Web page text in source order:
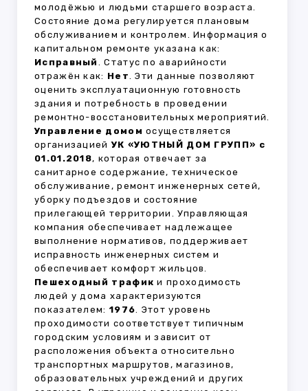
молодёжью и людьми старшего возраста.
Состояние дома регулируется плановым
обслуживанием и контролем. Информация о
капитальном ремонте указана как:
Исправный . Статус по аварийности
отражён как: Нет. Эти данные позволяют
оценить эксплуатационную готовность
здания и потребность в проведении
ремонтно-восстановительных мероприятий.
Управление домом осуществляется
организациейУК «УЮТНЫЙ ДОМ ГРУПП» с
01.01.2018, которая отвечает за
санитарное содержание, техническое
обслуживание, ремонт инженерных сетей,
уборку подъездов и состояние
прилегающей территории. Управляющая
компания обеспечивает надлежащее
выполнение нормативов, поддерживает
исправность инженерных систем и
обеспечивает комфорт жильцов.
Пешеходный трафик и проходимость
людей у дома характеризуются
показателем: 1976. Этот уровень
проходимости соответствует типичным
городским условиям и зависит от
расположения объекта относительно
транспортных маршрутов, магазинов,
образовательных учреждений и других